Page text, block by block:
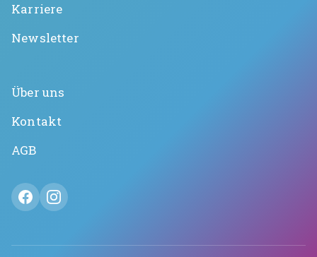
Karriere
Newsletter
Über uns
Kontakt
AGB